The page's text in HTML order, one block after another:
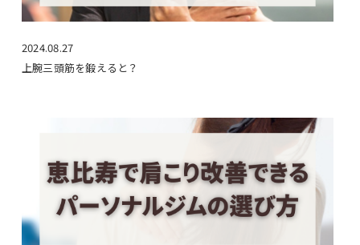
2024.08.27
上腕三頭筋を鍛えると？